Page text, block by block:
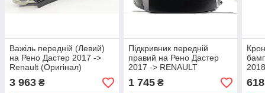
Важіль передній (Левий)
на Рено Дастер 2017 ->
Renault (Оригінал)
545055413R
3 963 ₴
Підкривник передній
правий на Рено Дастер
2017 -> RENAULT
(Оригінал) 638407860R
1 745₴ 618